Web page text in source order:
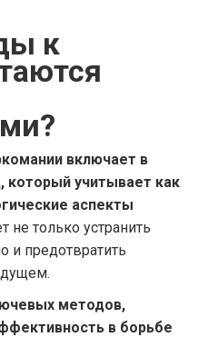
к
включает в
который учитывает как
аспекты
не только устранить
и предотвратить
методов,
в борьбе